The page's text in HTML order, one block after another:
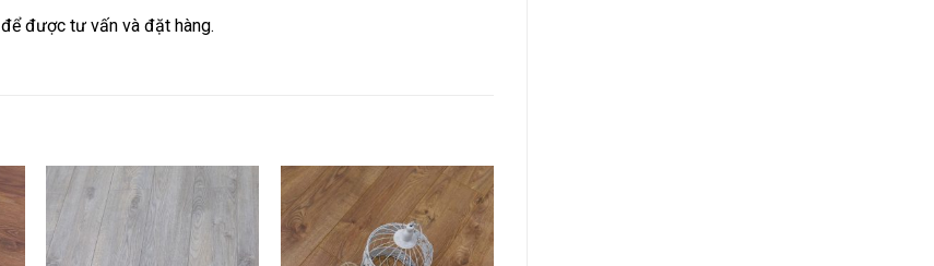
để được tư vấn và đặt hàng.